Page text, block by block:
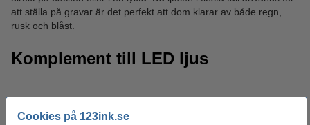
Cookies på 123ink.se
att ställa på gravar är det perfekt att dom klarar av både regn,
rusk och blåst.
Komplement till LED ljus